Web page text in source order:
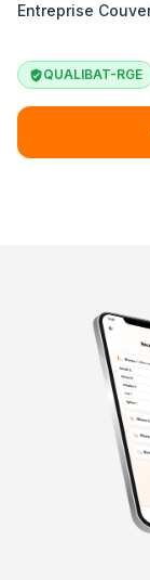
Entreprise
QUALIBAT-RGE